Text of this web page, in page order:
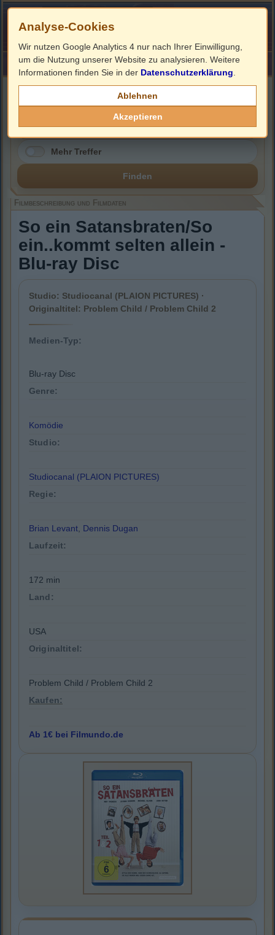
HOME ImpressumLinks
Filmbeschreibung, Cover & Blu-ray Infos
Mehr Treffer
Finden
Filmbeschreibung und Filmdaten
So ein Satansbraten/So
ein..kommt selten allein -
Blu-ray Disc
Studio: Studiocanal (PLAION PICTURES) ·
Originaltitel: Problem Child / Problem Child 2
Medien-Typ:
Blu-ray Disc
Genre:
Komödie
Studio:
Studiocanal (PLAION PICTURES)
Regie:
Brian Levant, Dennis Dugan
Laufzeit:
172 min
Land:
USA
Originaltitel:
Problem Child / Problem Child 2
Kaufen:
Ab 1€ bei Filmundo.de
Analyse-Cookies
Wir nutzen Google Analytics 4 nur nach Ihrer Einwilligung,
um die Nutzung unserer Website zu analysieren. Weitere
Informationen finden Sie in der Datenschutzerklärung
Ablehnen
Akzeptieren